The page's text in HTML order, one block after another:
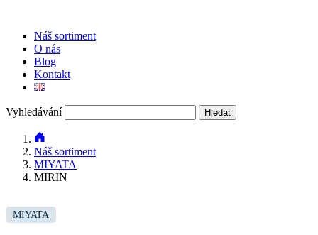
Náš sortiment
O nás
Blog
Kontakt
Vyhledávání
Náš sortiment
MIYATA
MIRIN
MIYATA